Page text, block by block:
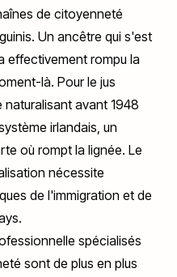
de citoyenneté
. Un ancêtre qui s'est
effectivement rompu la
là. Pour le jus
naturalisant avant 1948
irlandais, un
où rompt la lignée. Le
nécessite
de l'immigration et de
spécialisés
sont de plus en plus